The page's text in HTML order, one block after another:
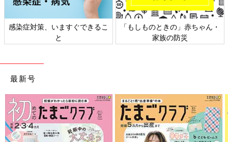
感染症対策、いますぐできるこ
と
「もしものときの」赤ちゃん・
家族の防災
最新号